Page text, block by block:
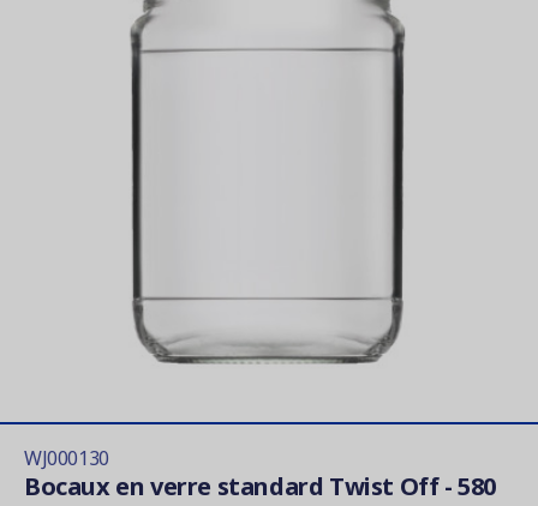
WJ000130
Bocaux en verre standard Twist Off - 580